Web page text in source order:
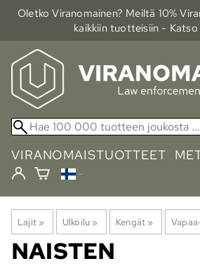
Oletko Viranomainen? Meiltä 10%
kaikkiin tuotteisiin -
VIRANOMAISTUOTTEET
Lajit ‪» Ulkoilu ‪» Kengät ‪»
NAISTEN